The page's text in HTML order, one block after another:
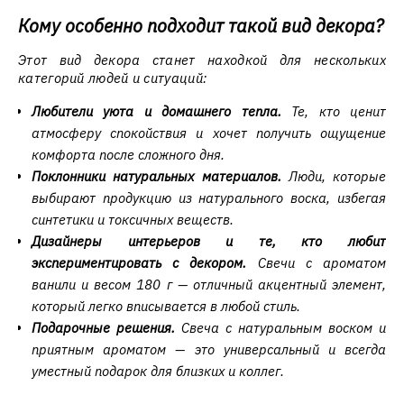
Кому особенно подходит такой вид декора?
Этот вид декора станет находкой для нескольких
категорий людей и ситуаций:
Любители уюта и домашнего тепла. Те, кто ценит
атмосферу спокойствия и хочет получить ощущение
комфорта после сложного дня.
Поклонники натуральных материалов. Люди, которые
выбирают продукцию из натурального воска, избегая
синтетики и токсичных веществ.
Дизайнеры интерьеров и те, кто любит
экспериментировать с декором. Свечи с ароматом
ванили и весом 180 г — отличный акцентный элемент,
который легко вписывается в любой стиль.
Подарочные решения. Свеча с натуральным воском и
приятным ароматом — это универсальный и всегда
уместный подарок для близких и коллег.